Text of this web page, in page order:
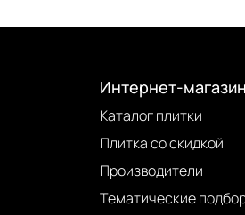
Интернет-магазин
Каталог плитки
Плитка со скидкой
Производители
Тематические